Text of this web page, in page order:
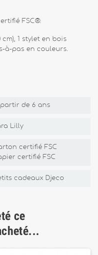
FSC®.
1 stylet en bois
à-pas en couleurs.
de 6 ans
Lilly
certifié FSC
certifié FSC
cadeaux Djeco
ce